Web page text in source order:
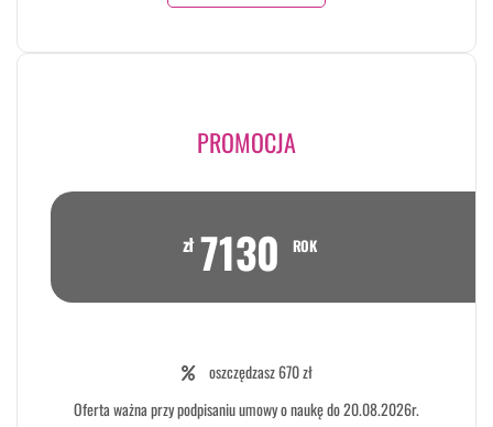
PROMOCJA
zł 7130 ROK
oszczędzasz 670 zł
Oferta ważna przy podpisaniu umowy o naukę do 20.08.2026r.